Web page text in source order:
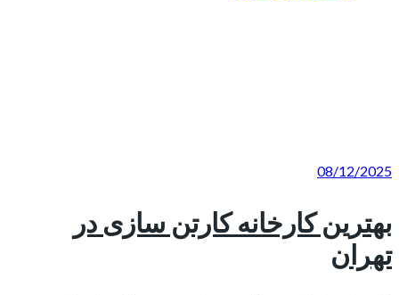
08/12/2025
بهترین کارخانه کارتن سازی در
تهران